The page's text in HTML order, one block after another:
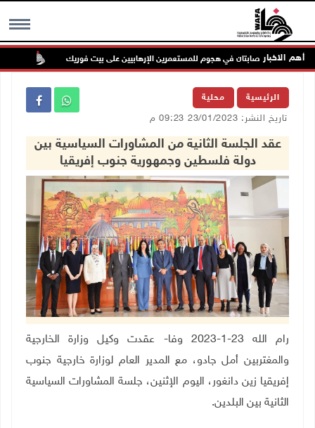
MENU أهم الاخبارإصابتان في هجوم للمستعمرين الإرهابيين على بيت فوريك
الرئيسية محلية
تاريخ النشر: 23/01/2023 09:23 م
عقد الجلسة الثانية من المشاورات السياسية بين
دولة فلسطين وجمهورية جنوب إفريقيا
رام الله 23-1-2023 وفا- عقدت وكيل وزارة الخارجية
والمغتربين أمل جادو، مع المدير العام لوزارة خارجية جنوب
إفريقيا زين دانغور، اليوم الإثنين، جلسة المشاورات السياسية
الثانية بين البلدين.